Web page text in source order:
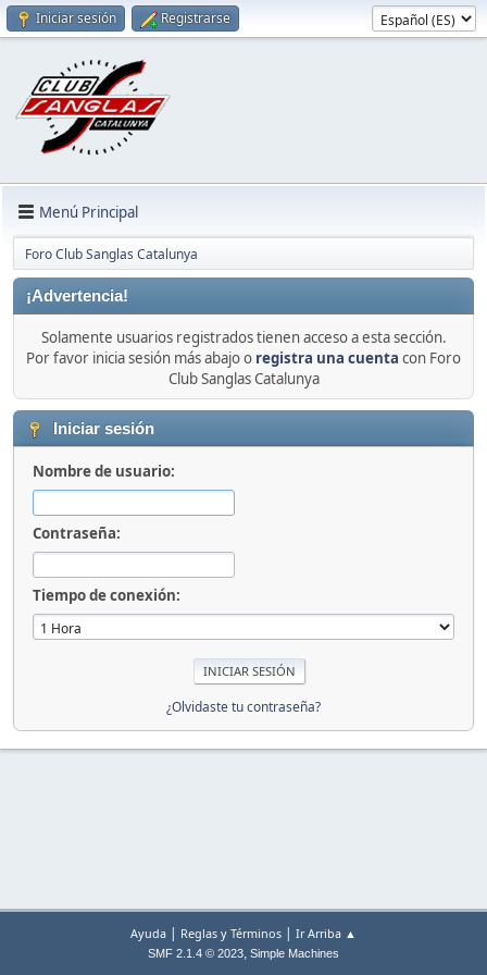
Iniciar sesión Registrarse
Menú Principal
Foro Club Sanglas Catalunya
¡Advertencia!
Solamente usuarios registrados tienen acceso a esta sección.
Por favor inicia sesión más abajo o registra una cuenta con Foro
Club Sanglas Catalunya
Iniciar sesión
Nombre de usuario:
Contraseña:
Tiempo de conexión:
¿Olvidaste tu contraseña?
Ayuda | Reglas y Términos | Ir Arriba ▲
SMF 2.1.4 © 2023, Simple Machines